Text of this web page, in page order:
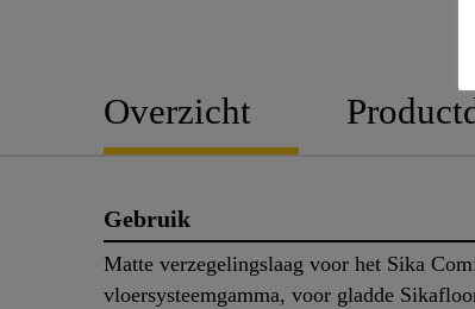
Overzicht
Gebruik
Matte verzegelingslaag voor het Sika
vloersysteemgamma, voor gladde